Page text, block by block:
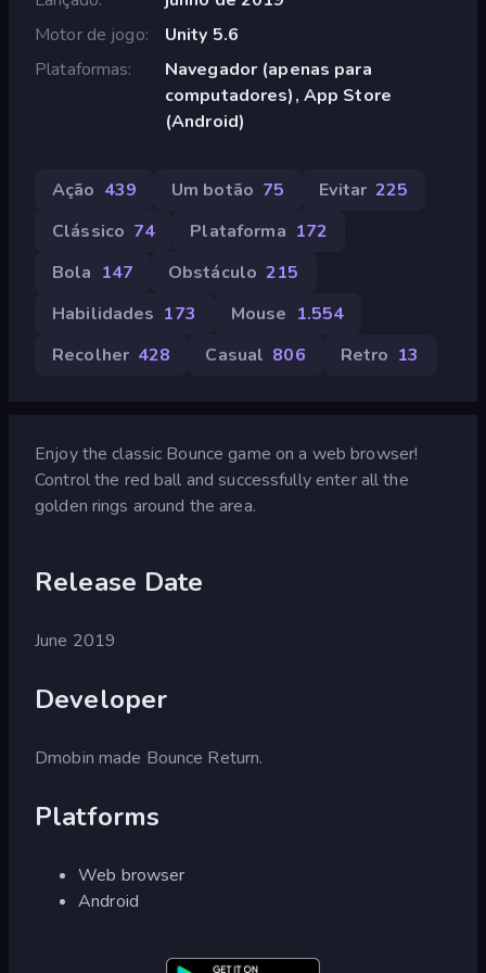
Motor de jogo
Unity 5.6
Plataformas
Navegador (apenas para
computadores), App Store
(Android)
Ação 439 Um botão 75 Evitar 225
Clássico 74 Plataforma 172
Bola 147 Obstáculo 215
Habilidades 173 Mouse 1.554
Recolher 428 Casual 806 Retro 13
Enjoy the classic Bounce game on a web browser!
Control the red ball and successfully enter all the
golden rings around the area.
Release Date
June 2019
Developer
Dmobin made Bounce Return.
Platforms
Web browser
Android